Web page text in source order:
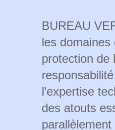
BUREAU
les
protection de
l’expertise
des atouts